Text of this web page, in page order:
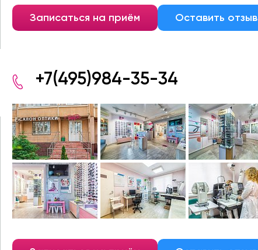
Записаться на приём Оставить отзыв
+7(495)984-35-34